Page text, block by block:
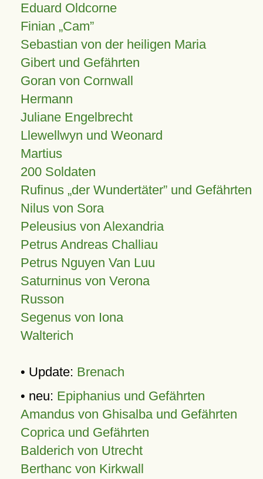
Eduard Oldcorne
Finian Cam
Sebastian von der heiligen Maria
Gibert und Gefährten
Goran von Cornwall
Hermann
Juliane Engelbrecht
Llewellwyn und Weonard
Martius
200 Soldaten
Rufinus „der Wundertäter” und Gefährten
Nilus von Sora
Peleusius von Alexandria
Petrus Andreas Challiau
Petrus Nguyen Van Luu
Saturninus von Verona
Russon
Segenus von Iona
Walterich
• Update: Brenach
• neu: Epiphanius und Gefährten
Amandus von Ghisalba und Gefährten
Coprica und Gefährten
Balderich von Utrecht
Berthanc von Kirkwall